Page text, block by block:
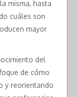
misma, hasta
cuáles son
mayor
del
de cómo
y reorientando